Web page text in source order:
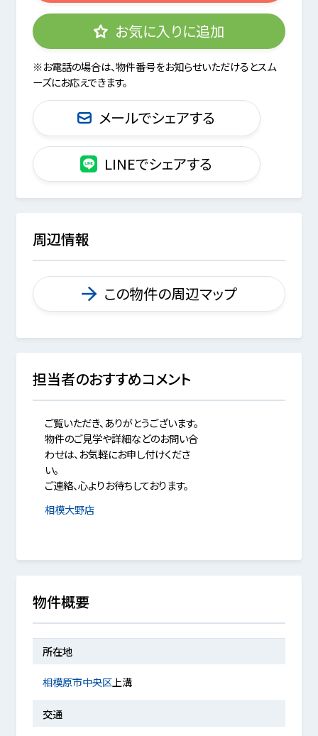
お気に入りに追加
※お電話の場合は、物件番号をお知らせいただけるとスム
ーズにお応えできます。
メールでシェアする
LINEでシェアする
周辺情報
この物件の周辺マップ
担当者のおすすめコメント
ご覧いただき、ありがとうございます。
物件のご見学や詳細などのお問い合
わせは、お気軽にお申し付けくださ
い。
ご連絡、心よりお待ちしております。
相模大野店
物件概要
所在地
相模原市中央区上溝
交通